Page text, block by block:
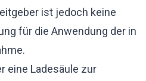
ist jedoch keine
für die Anwendung der in
eine Ladesäule zur